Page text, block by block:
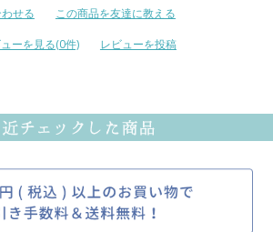
せる
この商品を友達に教える
ーを見る(0件) レビューを投稿